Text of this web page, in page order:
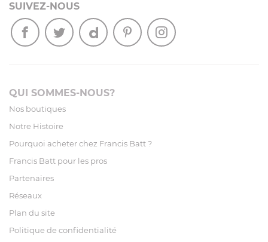
SUIVEZ-NOUS
QUI SOMMES-NOUS?
Nos boutiques
Notre Histoire
Pourquoi acheter chez Francis Batt ?
Francis Batt pour les pros
Partenaires
Réseaux
Plan du site
Politique de confidentialité